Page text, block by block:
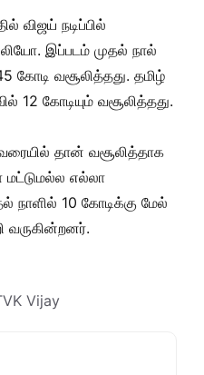
நடிப்பில்
இப்படம் முதல் நால்
கோடி வசூலித்தது. தமிழ்
12 கோடியும் வசூலித்தது.
தான் வசூலித்தாக
மட்டுமல்ல எல்லா
நாளில் 10 கோடிக்கு மேல்
வருகின்றனர்.
Vijay